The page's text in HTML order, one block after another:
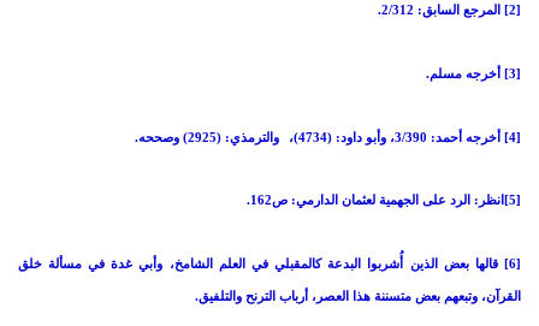
[3] أخرجه مسلم.
[4] أخرجه أحمد: 3/390، وأبو داود: (4734)، والترمذي: (2925) وصححه.
[5]انظر: الرد على الجهمية لعثمان الدارمي: ص162.
[6] قالها بعض الذين أُشربوا البدعة كالمقبلي في العلم الشامخ، وأبي غدة في مسألة خلق
القرآن، وتبعهم بعض متسننة هذا العصر، أرباب الترنح والتلفيق.